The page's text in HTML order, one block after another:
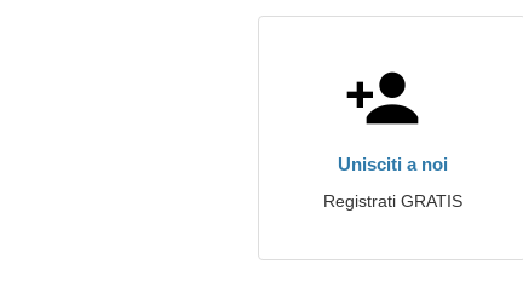
Unisciti a noi
Registrati GRATIS